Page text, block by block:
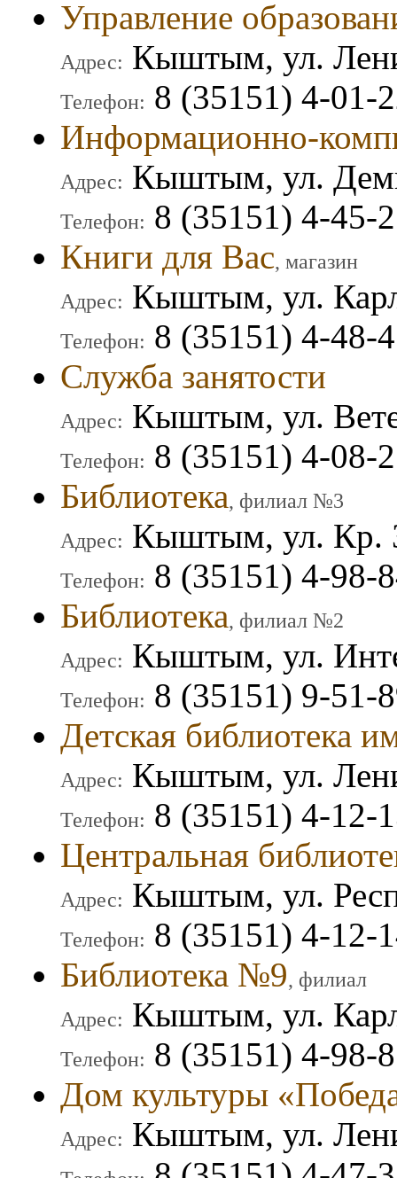
Управление
Адрес: Кыштым, ул.
Телефон: 8 (35151) 4-01-
Информационно-
Адрес: Кыштым, ул.
Телефон: 8 (35151) 4-45-
Книги для Вас, магазин
Адрес: Кыштым, ул.
Телефон: 8 (35151) 4-48-
Служба занятости
Адрес: Кыштым, ул.
Телефон: 8 (35151) 4-08-
Библиотека, филиал №3
Адрес: Кыштым, ул. Кр.
Телефон: 8 (35151) 4-98-
Библиотека, филиал №2
Адрес: Кыштым, ул.
Телефон: 8 (35151) 9-51-
Детская библиотека
Адрес: Кыштым, ул.
Телефон: 8 (35151) 4-12-
Центральная
Адрес: Кыштым, ул.
Телефон: 8 (35151) 4-12-
Библиотека №9, филиал
Адрес: Кыштым, ул.
Телефон: 8 (35151) 4-98-
Дом культуры
Адрес: Кыштым, ул.